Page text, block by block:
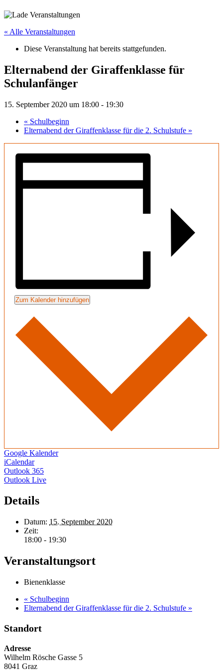
« Alle Veranstaltungen
Diese Veranstaltung hat bereits stattgefunden.
Elternabend der Giraffenklasse für
Schulanfänger
15. September 2020 um 18:00 - 19:30
« Schulbeginn
Elternabend der Giraffenklasse für die 2. Schulstufe »
Zum Kalender hinzufügen
Google Kalender
iCalendar
Outlook 365
Outlook Live
Details
Datum: 15. September 2020
Zeit:
18:00 - 19:30
Veranstaltungsort
Bienenklasse
« Schulbeginn
Elternabend der Giraffenklasse für die 2. Schulstufe »
Standort
Adresse
Wilhelm Rösche Gasse 5
8041 Graz